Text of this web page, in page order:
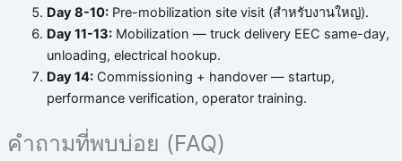
Day 8-10:Pre-mobilization site visit (สำหรับงานใหญ่).
Day 11-13:Mobilization — truck delivery EEC same-day,
unloading, electrical hookup.
Day 14:Commissioning + handover — startup,
performance verification, operator training.
คำถามที่พบบ่อย (FAQ)